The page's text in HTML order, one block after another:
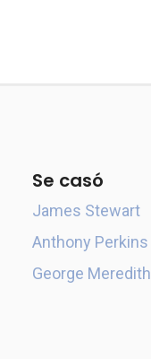
Se casó
James Stewart
Anthony Perkins
George Meredith